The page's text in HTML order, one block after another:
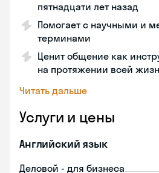
пятнадцати лет назад
Помогает с научными и
терминами
Ценит общение как
на протяжении всей
Читать дальше
Услуги и цены
Английский язык
Деловой - для бизнеса